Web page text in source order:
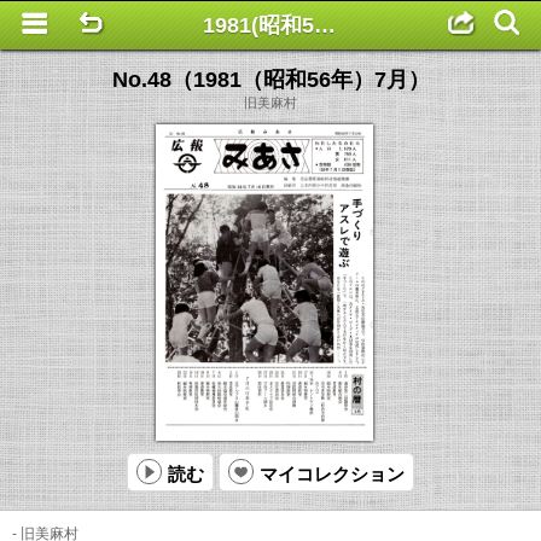
This is a completely basic popup, no options set.
1981(昭和56年) No.44～52
No.48（1981（昭和56年）7月）
旧美麻村
読む マイコレクション
- 旧美麻村